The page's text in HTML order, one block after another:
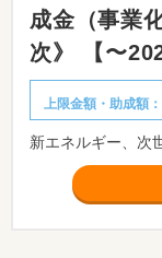
成金（事業
次》 【〜
上限金額・助成額：